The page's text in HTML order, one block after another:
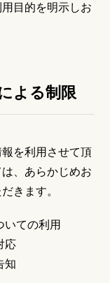
目的を明示しお
よる制限
を利用させて頂
、あらかじめお
きます。
いての利用
応
知